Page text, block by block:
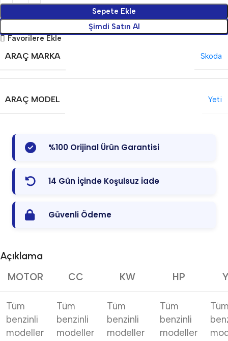
Sepete Ekle
Şimdi Satın Al
Favorilere Ekle
ARAÇ MARKA Skoda
ARAÇ MODEL Yeti
%100 Orijinal Ürün Garantisi
14 Gün İçinde Koşulsuz İade
Güvenli Ödeme
Açıklama
MOTOR CC KW HP
Tüm
benzinli
modeller
Tüm
benzinli
modeller
Tüm
benzinli
modeller
Tüm
benzinli
modeller